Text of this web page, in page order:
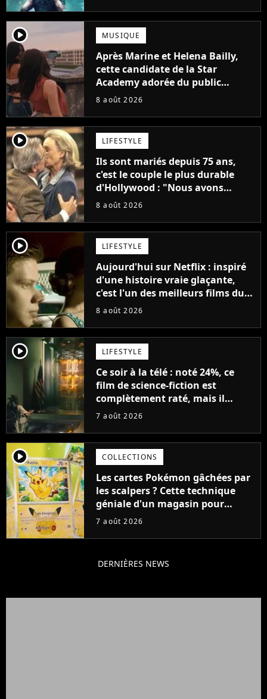
player2 MUSIQUE
Après Marine et Helena Bailly,
cette candidate de la Star
Academy adorée du public
annonce son premier album,
8 août 2026
player2 LIFESTYLE
Ils sont mariés depuis 75 ans,
c'est le couple le plus durable
d'Hollywood : "Nous avons
avancé jour après jour, et les
décennies"
8 août 2026
player2 LIFESTYLE
Aujourd'hui sur Netflix : inspiré
d'une histoire vraie glaçante,
c'est l'un des meilleurs films du
21ème siècle
8 août 2026
player2 LIFESTYLE
Ce soir à la télé : noté 24%, ce
film de science-fiction est
complètement raté, mais il
aurait pu être encore pire à
7 août 2026
player2 COLLECTIONS
Les cartes Pokémon gâchées par
les scalpers ? Cette technique
géniale d'un magasin pour
ruiner les revendeurs
7 août 2026
DERNIÈRES NEWS